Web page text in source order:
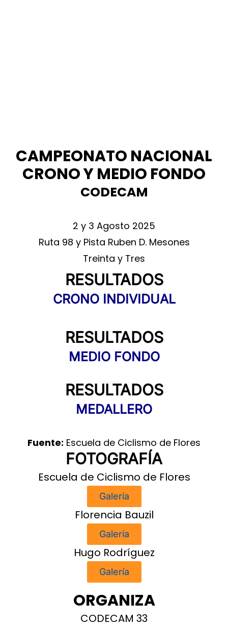
CAMPEONATO NACIONAL
CRONO Y MEDIO FONDO
CODECAM
2 y 3 Agosto 2025
Ruta 98 y Pista Ruben D. Mesones
Treinta y Tres
RESULTADOS
CRONO INDIVIDUAL
RESULTADOS
MEDIO FONDO
RESULTADOS
MEDALLERO
Fuente: Escuela de Ciclismo de Flores
FOTOGRAFÍA
Escuela de Ciclismo de Flores
Galería
Florencia Bauzil
Galería
Hugo Rodríguez
Galería
ORGANIZA
CODECAM 33